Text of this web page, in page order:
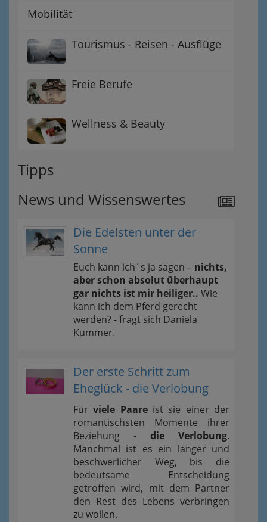
Mobilität
Tourismus - Reisen - Ausflüge
Freie Berufe
Wellness & Beauty
Tipps
News und Wissenswertes
Die Edelsten unter der
Sonne
Euch kann ich´s ja sagen – nichts,
aber schon absolut überhaupt
gar nichts ist mir heiliger.. Wie
kann ich dem Pferd gerecht
werden? - fragt sich Daniela
Kummer.
Der erste Schritt zum
Eheglück - die Verlobung
Fürviele Paareist sie einer der
romantischsten Momente ihrer
Beziehung - die Verlobung.
Manchmal ist es ein langer und
beschwerlicher Weg, bis die
bedeutsame Entscheidung
getroffen wird, mit dem Partner
den Rest des Lebens verbringen
zu wollen.